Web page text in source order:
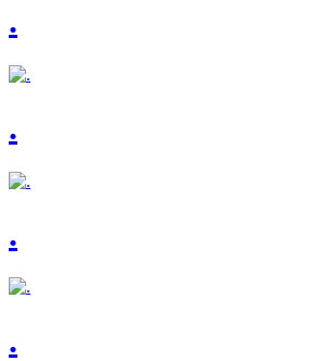
.
.
.
.